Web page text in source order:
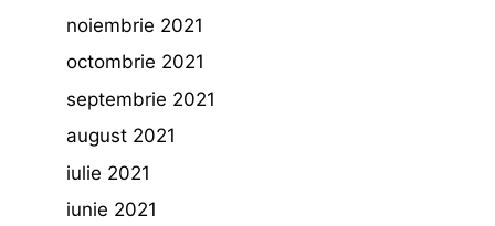
noiembrie 2021
octombrie 2021
septembrie 2021
august 2021
iulie 2021
iunie 2021